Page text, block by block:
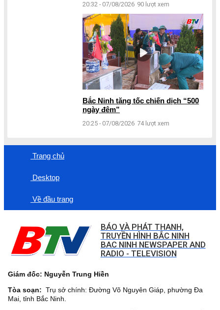
20:32 - 07/08/2026 90 lượt xem
Bắc Ninh tăng tốc chiến dịch “500
ngày đêm”
20:25 - 07/08/2026 74 lượt xem
Trang chủ
Desktop
Về đầu trang
BÁO VÀ PHÁT THANH,
TRUYỀN HÌNH BẮC NINH
BAC NINH NEWSPAPER AND
RADIO - TELEVISION
Giám đốc: Nguyễn Trung Hiền
Tòa soạn: Trụ sở chính: Đường Võ Nguyên Giáp, phường Đa
Mai, tỉnh Bắc Ninh.